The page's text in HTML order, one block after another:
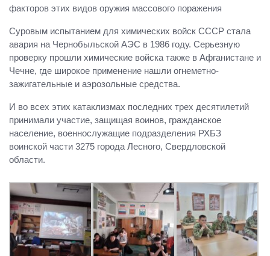
факторов этих видов оружия массового поражения
Суровым испытанием для химических войск СССР стала
авария на Чернобыльской АЭС в 1986 году. Серьезную
проверку прошли химические войска также в Афганистане и
Чечне, где широкое применение нашли огнеметно-
зажигательные и аэрозольные средства.
И во всех этих катаклизмах последних трех десятилетий
принимали участие, защищая воинов, гражданское
население, военнослужащие подразделения РХБЗ
воинской части 3275 города Лесного, Свердловской
области.